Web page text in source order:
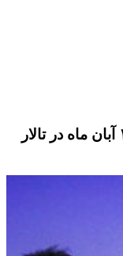
کنسرت عاشورایی ارکستر ملی ایران به مدیریت هنری فریدون شهبازیان و خوانندگی حسام الدین سراج و به روایت جواد یحیوی با عنوان «وداع»، دوشنبه ۱۴ آبان ماه در تالار